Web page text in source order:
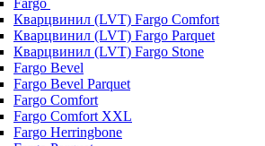
Fargo
Кварцвинил (LVT) Fargo Comfort
Кварцвинил (LVT) Fargo Parquet
Кварцвинил (LVT) Fargo Stone
Fargo Bevel
Fargo Bevel Parquet
Fargo Comfort
Fargo Comfort XXL
Fargo Herringbone